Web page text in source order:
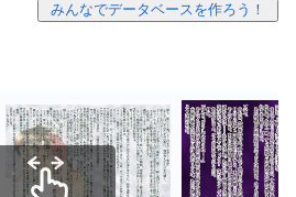
みんなでデータベースを作ろう！